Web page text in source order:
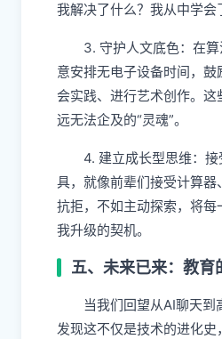
我解决了什么？我从中学会
3. 守护人文底色：在
意安排无电子设备时间，
会实践、进行艺术创作。这
远无法企及的“灵魂”。
4. 建立成长型思维：
具，就像前辈们接受计算
抗拒，不如主动探索，将每
我升级的契机。
五、未来已来：教育
当我们回望从AI聊天
发现这不仅是技术的进化